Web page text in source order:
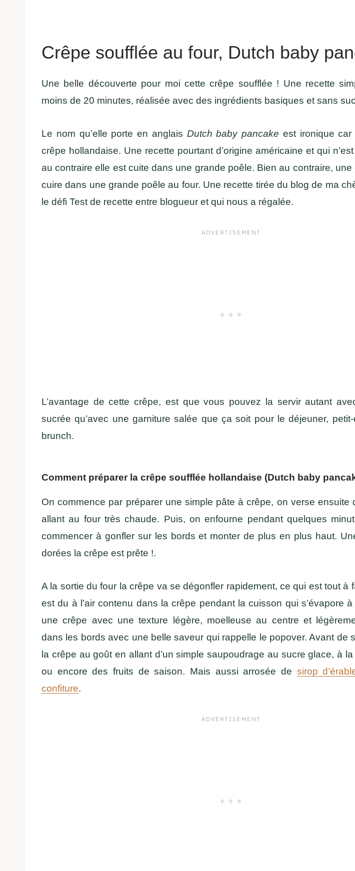
Crêpe soufflée au four, Dutch baby
Une belle découverte pour moi cette crêpe soufflée ! Une recette
moins de 20 minutes, réalisée avec des ingrédients basiques et sans
Le nom qu’elle porte en anglais Dutch baby pancake est ironique
crêpe hollandaise. Une recette pourtant d’origine américaine et qui
au contraire elle est cuite dans une grande poêle. Bien au contraire, une
cuire dans une grande poêle au four. Une recette tirée du blog de ma
le défi Test de recette entre blogueur et qui nous a régalée.
L’avantage de cette crêpe, est que vous pouvez la servir autant
sucrée qu’avec une garniture salée que ça soit pour le déjeuner,
brunch.
Comment préparer la crêpe soufflée hollandaise (Dutch baby
On commence par préparer une simple pâte à crêpe, on verse ensuite
allant au four très chaude. Puis, on enfourne pendant quelques
commencer à gonfler sur les bords et monter de plus en plus haut.
dorées la crêpe est prête !.
A la sortie du four la crêpe va se dégonfler rapidement, ce qui est tout à
est du à l’air contenu dans la crêpe pendant la cuisson qui s’évapore à
une crêpe avec une texture légère, moelleuse au centre et
dans les bords avec une belle saveur qui rappelle le popover. Avant de
la crêpe au goût en allant d’un simple saupoudrage au sucre glace, à la
ou encore des fruits de saison. Mais aussi arrosée de sirop
confiture.